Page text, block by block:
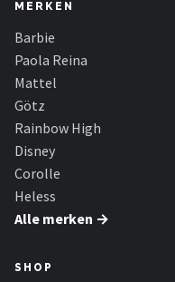
MERKEN
Barbie
Paola Reina
Mattel
Götz
Rainbow High
Disney
Corolle
Heless
Alle merken →
SHOP